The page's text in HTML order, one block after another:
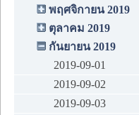
พฤศจิกายน 2019
ตุลาคม 2019
กันยายน 2019
2019-09-01
2019-09-02
2019-09-03